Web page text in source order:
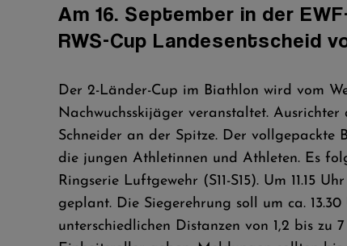
Am 16. September in der
RWS-Cup Landesentscheid
Der 2-Länder-Cup im Biathlon wird vom
Nachwuchsskijäger veranstaltet.
Schneider an der Spitze. Der
die jungen Athletinnen und Athleten. Es
Ringserie Luftgewehr (S11-S15). Um 11.15
geplant. Die Siegerehrung soll um ca.
unterschiedlichen Distanzen von 1,2 bis zu